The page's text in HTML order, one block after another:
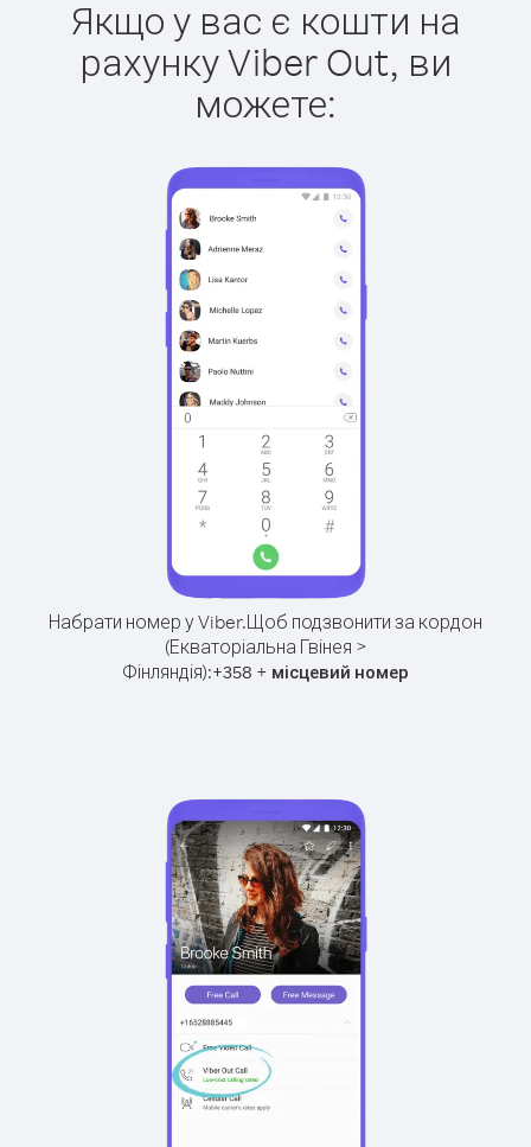
Якщо у вас є кошти на
рахунку Viber Out, ви
можете:
Набрати номер у Viber.Щоб подзвонити за кордон
(Екваторіальна Гвінея >
Фінляндія):+358 + місцевий номер